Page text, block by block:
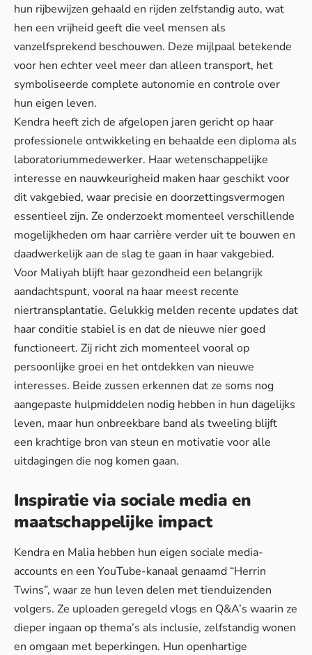
hun rijbewijzen gehaald en rijden zelfstandig auto, wat
hen een vrijheid geeft die veel mensen als
vanzelfsprekend beschouwen. Deze mijlpaal betekende
voor hen echter veel meer dan alleen transport, het
symboliseerde complete autonomie en controle over
hun eigen leven.
Kendra heeft zich de afgelopen jaren gericht op haar
professionele ontwikkeling en behaalde een diploma als
laboratoriummedewerker. Haar wetenschappelijke
interesse en nauwkeurigheid maken haar geschikt voor
dit vakgebied, waar precisie en doorzettingsvermogen
essentieel zijn. Ze onderzoekt momenteel verschillende
mogelijkheden om haar carrière verder uit te bouwen en
daadwerkelijk aan de slag te gaan in haar vakgebied.
Voor Maliyah blijft haar gezondheid een belangrijk
aandachtspunt, vooral na haar meest recente
niertransplantatie. Gelukkig melden recente updates dat
haar conditie stabiel is en dat de nieuwe nier goed
functioneert. Zij richt zich momenteel vooral op
persoonlijke groei en het ontdekken van nieuwe
interesses. Beide zussen erkennen dat ze soms nog
aangepaste hulpmiddelen nodig hebben in hun dagelijks
leven, maar hun onbreekbare band als tweeling blijft
een krachtige bron van steun en motivatie voor alle
uitdagingen die nog komen gaan.
Inspiratie via sociale media en
maatschappelijke impact
Kendra en Malia hebben hun eigen sociale media-
accounts en een YouTube-kanaal genaamd “Herrin
Twins”, waar ze hun leven delen met tienduizenden
volgers. Ze uploaden geregeld vlogs en Q&A’s waarin ze
dieper ingaan op thema’s als inclusie, zelfstandig wonen
en omgaan met beperkingen. Hun openhartige